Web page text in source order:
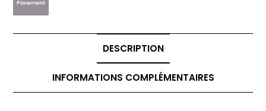
DESCRIPTION
INFORMATIONS COMPLÉMENTAIRES